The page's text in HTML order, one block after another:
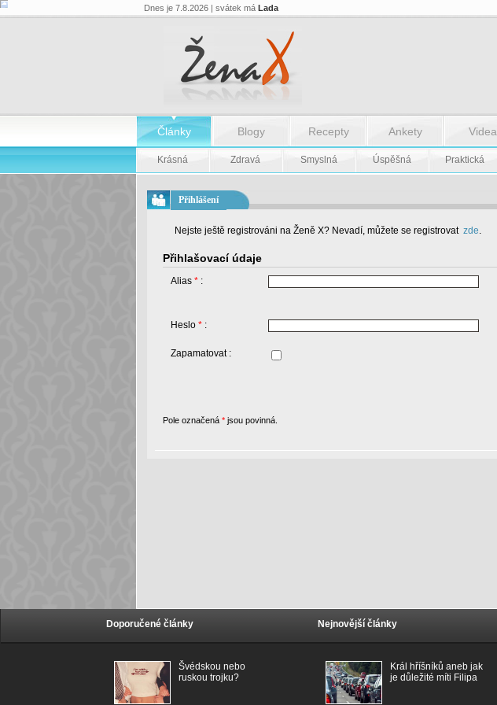
Dnes je 7.8.2026 | svátek má Lada
Články Blogy Recepty Ankety Videa
Krásná Zdravá Smyslná Úspěšná Praktická
Přihlášení
Nejste ještě registrováni na Ženě X? Nevadí, můžete se registrovat zde.
Přihlašovací údaje
Alias *:
Heslo *:
Zapamatovat :
Pole označená *jsou povinná.
Doporučené články
Švédskou nebo
ruskou trojku?
Nejnovější články
Král hříšníků aneb jak
je důležité míti Filipa